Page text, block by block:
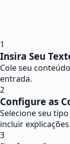
1
Insira Seu
Cole seu
entrada.
2
Configure as
Selecione seu
incluir
3